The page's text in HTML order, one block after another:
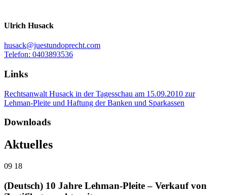
Ulrich Husack
husack@juestundoprecht.com
Telefon: 0403893536
Links
Rechtsanwalt Husack in der Tagesschau am 15.09.2010 zur
Lehman-Pleite und Haftung der Banken und Sparkassen
Downloads
Aktuelles
09 18
(Deutsch) 10 Jahre Lehman-Pleite – Verkauf von